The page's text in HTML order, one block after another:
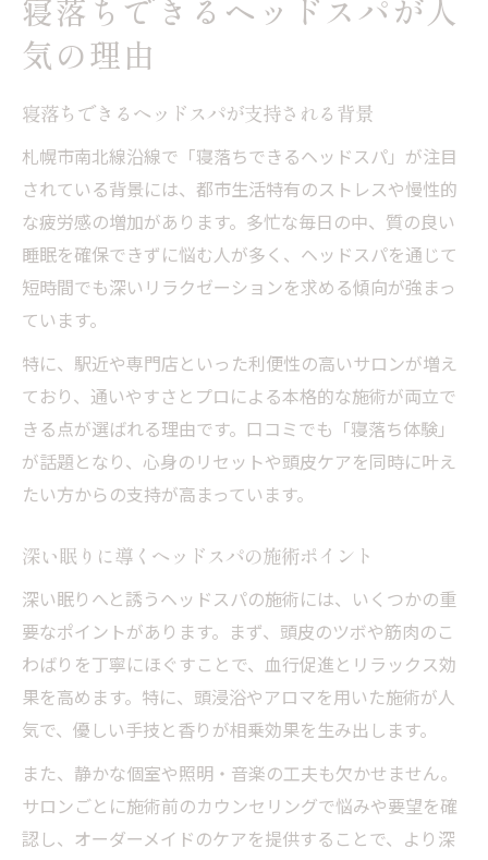
寝落ちできるヘッドスパが人
気の理由
寝落ちできるヘッドスパが支持される背景
札幌市南北線沿線で「寝落ちできるヘッドスパ」が注目
されている背景には、都市生活特有のストレスや慢性的
な疲労感の増加があります。多忙な毎日の中、質の良い
睡眠を確保できずに悩む人が多く、ヘッドスパを通じて
短時間でも深いリラクゼーションを求める傾向が強まっ
ています。
特に、駅近や専門店といった利便性の高いサロンが増え
ており、通いやすさとプロによる本格的な施術が両立で
きる点が選ばれる理由です。口コミでも「寝落ち体験」
が話題となり、心身のリセットや頭皮ケアを同時に叶え
たい方からの支持が高まっています。
深い眠りに導くヘッドスパの施術ポイント
深い眠りへと誘うヘッドスパの施術には、いくつかの重
要なポイントがあります。まず、頭皮のツボや筋肉のこ
わばりを丁寧にほぐすことで、血行促進とリラックス効
果を高めます。特に、頭浸浴やアロマを用いた施術が人
気で、優しい手技と香りが相乗効果を生み出します。
また、静かな個室や照明・音楽の工夫も欠かせません。
サロンごとに施術前のカウンセリングで悩みや要望を確
認し、オーダーメイドのケアを提供することで、より深